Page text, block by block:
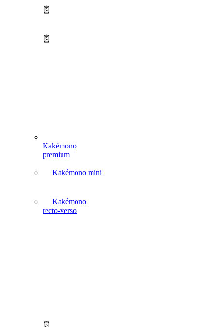
Kakémono
recto-verso
Kakémono
premium
Kakémono mini